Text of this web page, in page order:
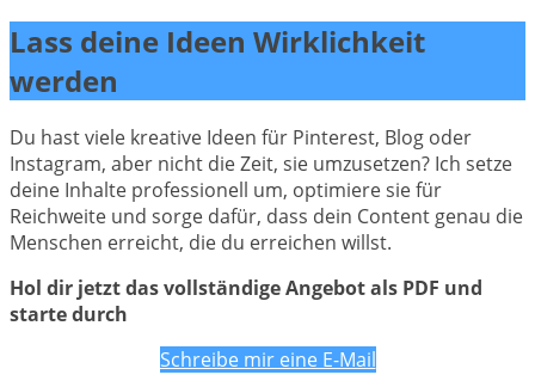
Lass deine Ideen Wirklichkeit
werden
Du hast viele kreative Ideen für Pinterest, Blog oder
Instagram, aber nicht die Zeit, sie umzusetzen? Ich setze
deine Inhalte professionell um, optimiere sie für
Reichweite und sorge dafür, dass dein Content genau die
Menschen erreicht, die du erreichen willst.
Hol dir jetzt das vollständige Angebot als PDF und
starte durch
Schreibe mir eine E-Mail